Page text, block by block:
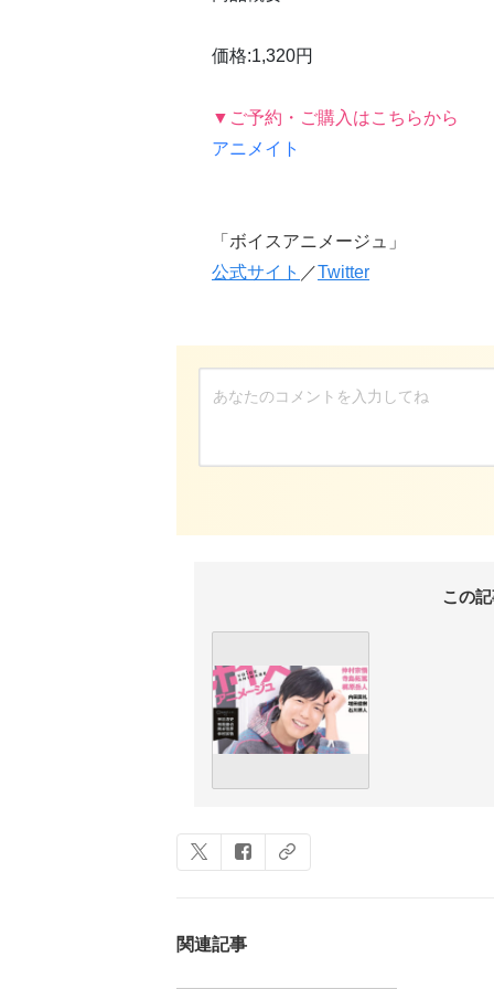
価格:1,320円
▼ご予約・ご購入はこちらから
アニメイト
「ボイスアニメージュ」
公式サイト ／Twitter
この
関連記事